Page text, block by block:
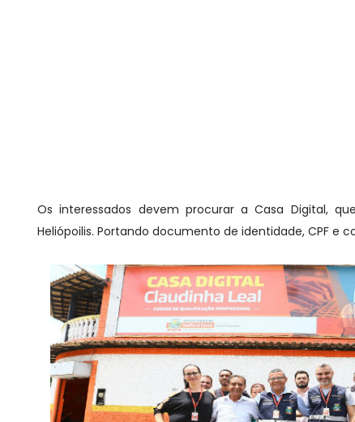
Os interessados devem procurar a Casa Digital,
Heliópoilis. Portando documento de identidade, CPF e